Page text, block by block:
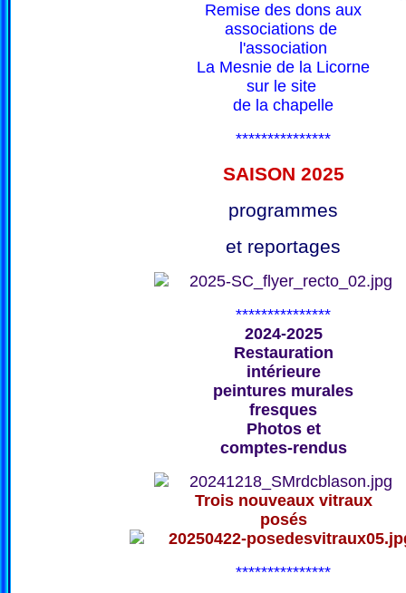
Remise des dons aux
associations de
l'association
La Mesnie de la Licorne
sur le site
de la chapelle
***************
SAISON 2025
programmes
et reportages
***************
2024-2025
Restauration
intérieure
peintures murales
fresques
Photos et
comptes-rendus
Trois nouveaux vitraux
posés
***************